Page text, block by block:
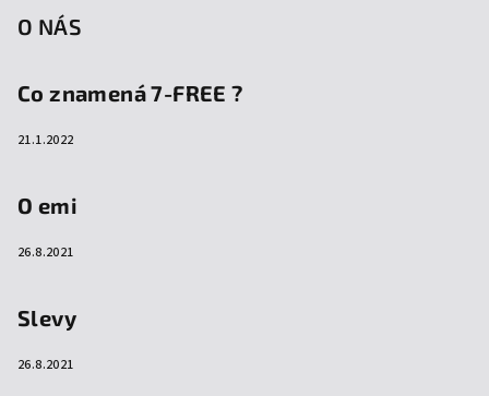
O NÁS
Co znamená 7-FREE ?
21.1.2022
O emi
26.8.2021
Slevy
26.8.2021